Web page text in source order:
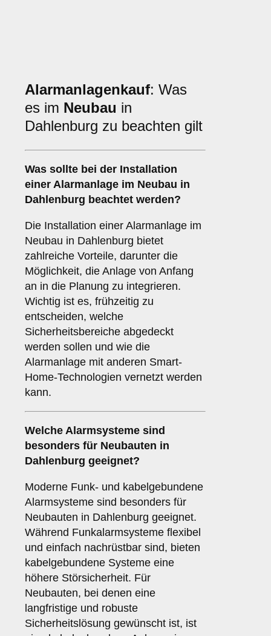
Alarmanlagenkauf: Was
es im Neubau in
Dahlenburg zu beachten gilt
Was sollte bei der Installation
einer Alarmanlage im Neubau in
Dahlenburg beachtet werden?
Die Installation einer Alarmanlage im
Neubau in Dahlenburg bietet
zahlreiche Vorteile, darunter die
Möglichkeit, die Anlage von Anfang
an in die Planung zu integrieren.
Wichtig ist es, frühzeitig zu
entscheiden, welche
Sicherheitsbereiche abgedeckt
werden sollen und wie die
Alarmanlage mit anderen Smart-
Home-Technologien vernetzt werden
kann.
Welche Alarmsysteme sind
besonders für Neubauten in
Dahlenburg geeignet?
Moderne Funk- und kabelgebundene
Alarmsysteme sind besonders für
Neubauten in Dahlenburg geeignet.
Während Funkalarmsysteme flexibel
und einfach nachrüstbar sind, bieten
kabelgebundene Systeme eine
höhere Störsicherheit. Für
Neubauten, bei denen eine
langfristige und robuste
Sicherheitslösung gewünscht ist, ist